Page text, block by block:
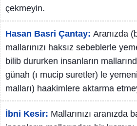
çekmeyin.
Hasan Basri Çantay: Aranızda
mallarınızı haksız sebeblerle
bilib dururken insanların
günah (ı mucip suretler) le
malları) haakimlere aktarma
İbni Kesir: Mallarınızı aranızda